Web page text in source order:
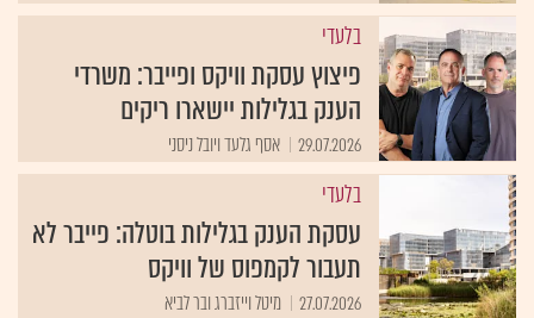
בלעדי
פיצוץ עסקת וויקס ופייבר: משרדי
הענק בגלילות יישארו ריקים
29.07.2026 אסף גלעד ויובל ניסני
בלעדי
עסקת הענק בגלילות בוטלה: פייבר לא
תעבור לקמפוס של וויקס
27.07.2026 מיטל וייזברג ובר לביא